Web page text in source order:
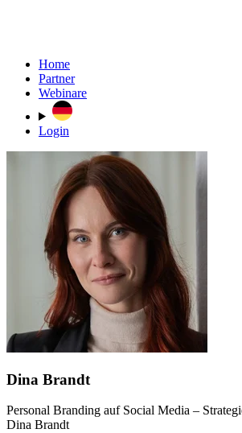
Home
Partner
Webinare
Login
Dina Brandt
Personal Branding auf Social Media –
Dina Brandt